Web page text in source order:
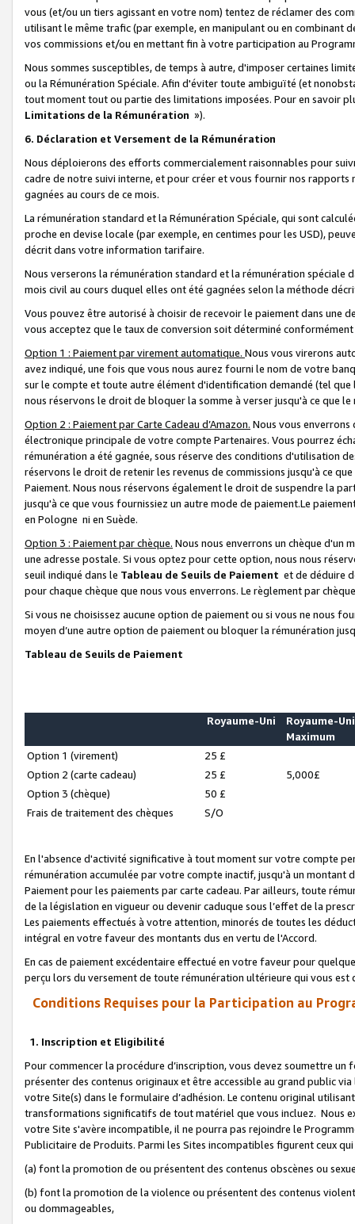
vous (et/ou un tiers agissant en votre nom) tentez de réclamer des
utilisant le même trafic (par exemple, en manipulant ou en combinant
vos commissions et/ou en mettant fin à votre participation au
Nous sommes susceptibles, de temps à autre, d'imposer certaines
ou la Rémunération Spéciale. Afin d'éviter toute ambiguïté (et
tout moment tout ou partie des limitations imposées. Pour en savoir
Limitations de la Rémunération »).
6. Déclaration et Versement de la Rémunération
Nous déploierons des efforts commercialement raisonnables pour
cadre de notre suivi interne, et pour créer et vous fournir nos
gagnées au cours de ce mois.
La rémunération standard et la Rémunération Spéciale, qui sont
proche en devise locale (par exemple, en centimes pour les USD),
décrit dans votre information tarifaire.
Nous verserons la rémunération standard et la rémunération spéciale
mois civil au cours duquel elles ont été gagnées selon la méthode
Vous pouvez être autorisé à choisir de recevoir le paiement dans une
vous acceptez que le taux de conversion soit déterminé
Option 1 : Paiement par virement automatique. Nous vous virerons
avez indiqué, une fois que vous nous aurez fourni le nom de votre
sur le compte et toute autre élément d'identification demandé (tel que
nous réservons le droit de bloquer la somme à verser jusqu'à ce que
Option 2 : Paiement par Carte Cadeau d’Amazon. Nous vous
électronique principale de votre compte Partenaires. Vous pourrez
rémunération a été gagnée, sous réserve des conditions d'utilisation
réservons le droit de retenir les revenus de commissions jusqu'à ce
Paiement. Nous nous réservons également le droit de suspendre la
jusqu'à ce que vous fournissiez un autre mode de paiement.Le
en Pologne ni en Suède.
Option 3 : Paiement par chèque. Nous nous enverrons un chèque d'un
une adresse postale. Si vous optez pour cette option, nous nous
seuil indiqué dans le Tableau de Seuils de Paiement et de déduire
pour chaque chèque que nous vous enverrons. Le règlement par
Si vous ne choisissez aucune option de paiement ou si vous ne nous
moyen d’une autre option de paiement ou bloquer la rémunération
Tableau de Seuils de Paiement
Royaume-Uni
Royaume-Uni
Maximum
Option 1 (virement)
25 £
Option 2 (carte cadeau)
25 £
5,000£
Option 3 (chèque)
50 £
Frais de traitement des chèques
S/O
En l'absence d'activité significative à tout moment sur votre compte
rémunération accumulée par votre compte inactif, jusqu'à un montant
Paiement pour les paiements par carte cadeau. Par ailleurs, toute
de la législation en vigueur ou devenir caduque sous l’effet de la
Les paiements effectués à votre attention, minorés de toutes les
intégral en votre faveur des montants dus en vertu de l'Accord.
En cas de paiement excédentaire effectué en votre faveur pour
perçu lors du versement de toute rémunération ultérieure qui vous est
Conditions Requises pour la Participation au
1. Inscription et Eligibilité
Pour commencer la procédure d’inscription, vous devez soumettre
présenter des contenus originaux et être accessible au grand public
votre Site(s) dans le formulaire d’adhésion. Le contenu original
transformations significatifs de tout matériel que vous incluez. Nous
votre Site s'avère incompatible, il ne pourra pas rejoindre le
Publicitaire de Produits. Parmi les Sites incompatibles figurent ceux
(a) font la promotion de ou présentent des contenus obscènes ou
(b) font la promotion de la violence ou présentent des contenus
ou dommageables,